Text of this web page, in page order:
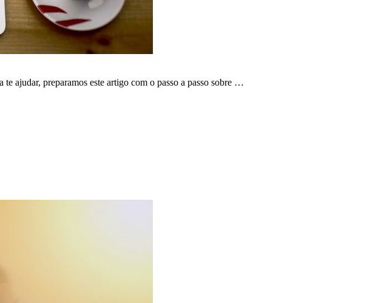
te ajudar, preparamos este artigo com o passo a passo sobre …